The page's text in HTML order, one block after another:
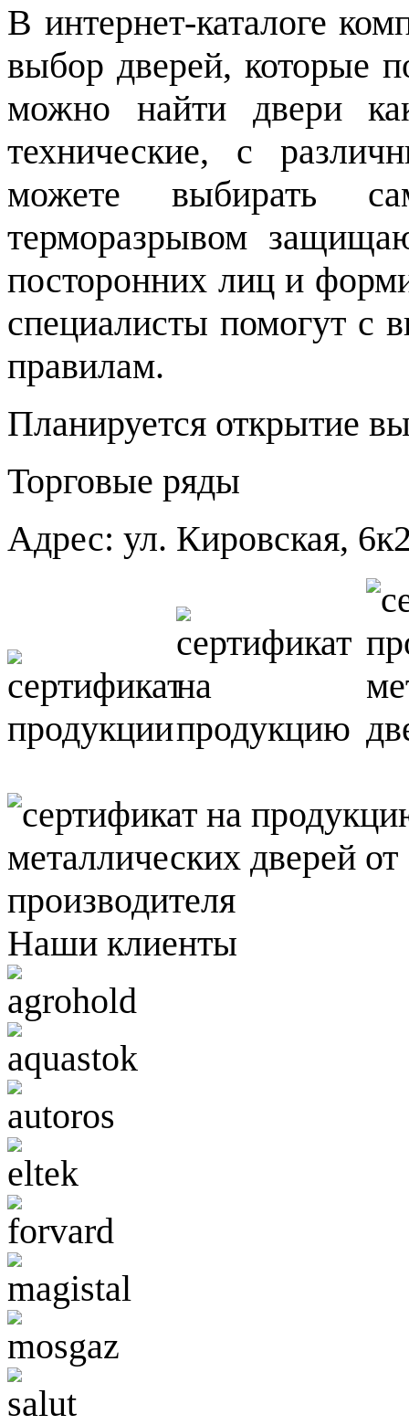
В интернет-каталоге
выбор дверей, которые
можно найти двери
технические, с
можете выбирать
терморазрывом
посторонних лиц и
специалисты помогут с
правилам.
Планируется открытие
Торговые ряды
Адрес: ул. Кировская,
Наши клиенты